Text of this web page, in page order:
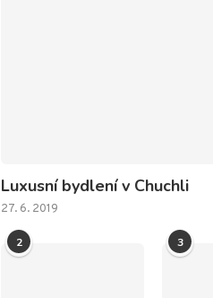
Luxusní bydlení v Chuchli
27. 6. 2019
2 3